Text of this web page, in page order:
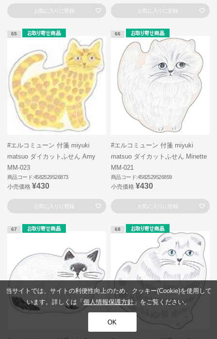
お気に入りに登録 お気に入りに登録
65
#エルコミューン 付箋 miyuki
matsuo ダイカットふせん Amy
MM-023
商品コード:4582529526873
小売価格 ¥430
お気に入りに登録
66
#エルコミューン 付箋 miyuki
matsuo ダイカットふせん Minette
MM-021
商品コード:4582529526859
小売価格 ¥430
お気に入りに登録
67 68
当サイトでは、サイトの利便性向上のため、クッキー(Cookie)を使用して
います。詳しくは「 個人情報保護方針 」をご覧ください。
OK